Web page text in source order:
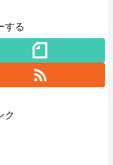
する
ク